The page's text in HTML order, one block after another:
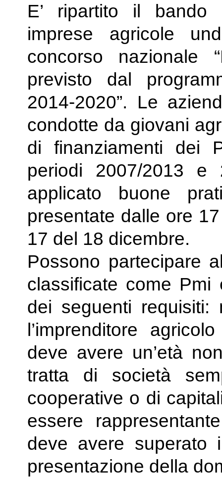
E’ ripartito il bando
imprese agricole
concorso nazionale
previsto dal
2014-2020”. Le
condotte da giovani
di finanziamenti dei
periodi 2007/2013 e
applicato buone
presentate dalle ore
17 del 18 dicembre.
Possono partecipare
classificate come Pmi
dei seguenti
l’imprenditore
deve avere un’età
tratta di società
cooperative o di
essere
deve avere
presentazione della